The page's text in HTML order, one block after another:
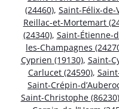
(24460), Saint-Félix-de-
Reillac-et-Mortemart
(24340), Saint-Étienne-
les-Champagnes
Cyprien (19130), Saint-
Carlucet (24590),
Saint-Crépin-
Saint-Christophe (86230)